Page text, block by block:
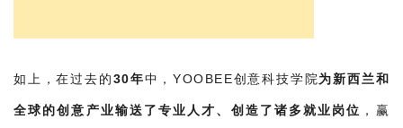
如上，在过去的30年中，YOOBEE创意科技学院为新西兰和
全球的创意产业输送了专业人才、创造了诸多就业岗位 ，赢